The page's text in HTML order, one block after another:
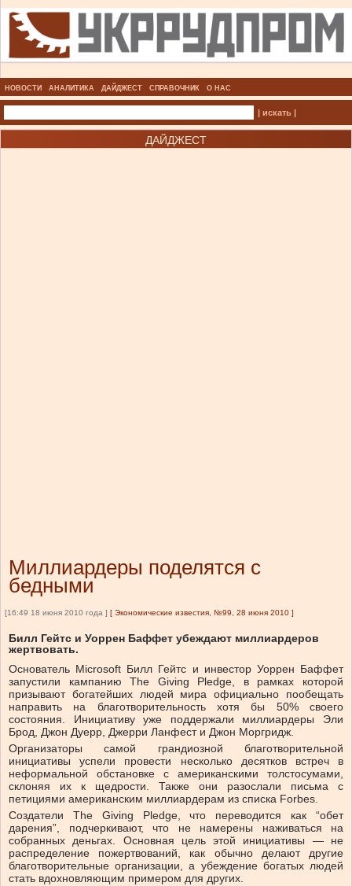
НОВОСТИ АНАЛИТИКА ДАЙДЖЕСТ СПРАВОЧНИК О НАС
| искать |
ДАЙДЖЕСТ
Миллиардеры поделятся с
бедными
[16:49 18 июня 2010 года ] [ Экономические известия, №99, 28 июня 2010 ]
Билл Гейтс и Уоррен Баффет убеждают миллиардеров
жертвовать.
Основатель Microsoft Билл Гейтс и инвестор Уоррен Баффет
запустили кампанию The Giving Pledge, в рамках которой
призывают богатейших людей мира официально пообещать
направить на благотворительность хотя бы 50% своего
состояния. Инициативу уже поддержали миллиардеры Эли
Брод, Джон Дуерр, Джерри Ланфест и Джон Моргридж.
Организаторы самой грандиозной благотворительной
инициативы успели провести несколько десятков встреч в
неформальной обстановке с американскими толстосумами,
склоняя их к щедрости. Также они разослали письма с
петициями американским миллиардерам из списка Forbes.
Создатели The Giving Pledge, что переводится как “обет
дарения”, подчеркивают, что не намерены наживаться на
собранных деньгах. Основная цель этой инициативы — не
распределение пожертвований, как обычно делают другие
благотворительные организации, а убеждение богатых людей
стать вдохновляющим примером для других.